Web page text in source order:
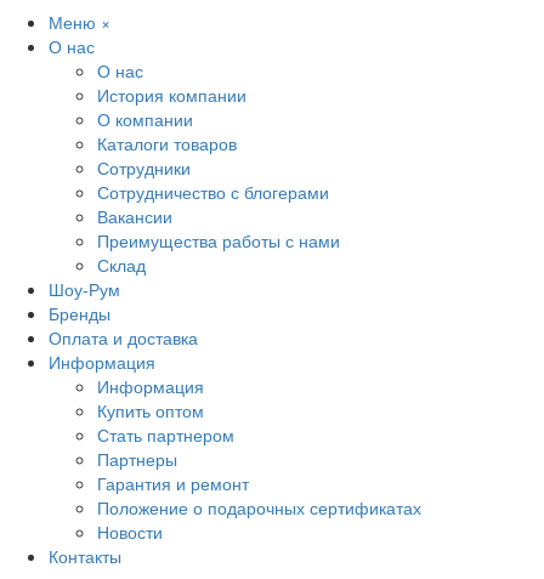
Меню ×
О нас
О нас
История компании
О компании
Каталоги товаров
Сотрудники
Сотрудничество с блогерами
Вакансии
Преимущества работы с нами
Склад
Шоу-Рум
Бренды
Оплата и доставка
Информация
Информация
Купить оптом
Стать партнером
Партнеры
Гарантия и ремонт
Положение о подарочных сертификатах
Новости
Контакты